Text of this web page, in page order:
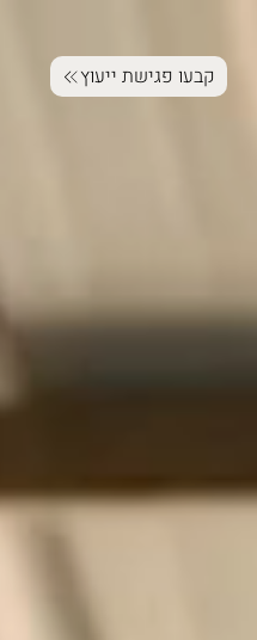
קבעו פגישת ייעוץ